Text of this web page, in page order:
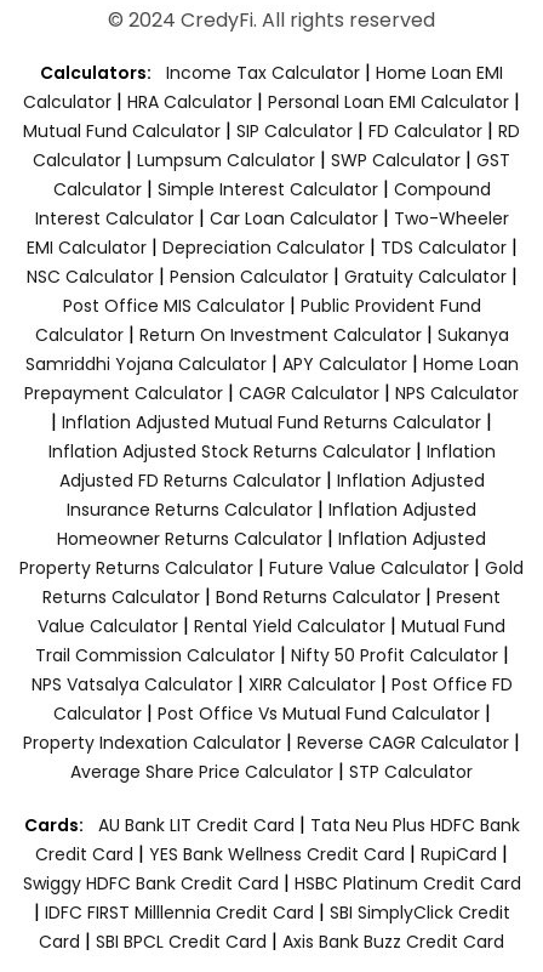
© 2024 CredyFi. All rights reserved
Calculators: Income Tax Calculator | Home Loan EMI
Calculator | HRA Calculator | Personal Loan EMI Calculator |
Mutual Fund Calculator | SIP Calculator | FD Calculator | RD
Calculator | Lumpsum Calculator | SWP Calculator | GST
Calculator| Simple Interest Calculator| Compound
Interest Calculator| Car Loan Calculator| Two-Wheeler
EMI Calculator| Depreciation Calculator| TDS Calculator|
NSC Calculator| Pension Calculator| Gratuity Calculator|
Post Office MIS Calculator| Public Provident Fund
Calculator| Return On Investment Calculator| Sukanya
Samriddhi Yojana Calculator| APY Calculator| Home Loan
Prepayment Calculator | CAGR Calculator | NPS Calculator
| Inflation Adjusted Mutual Fund Returns Calculator |
Inflation Adjusted Stock Returns Calculator| Inflation
Adjusted FD Returns Calculator| Inflation Adjusted
Insurance Returns Calculator | Inflation Adjusted
Homeowner Returns Calculator | Inflation Adjusted
Property Returns Calculator | Future Value Calculator | Gold
Returns Calculator | Bond Returns Calculator | Present
Value Calculator | Rental Yield Calculator | Mutual Fund
Trail Commission Calculator| Nifty 50 Profit Calculator|
NPS Vatsalya Calculator| XIRR Calculator| Post Office FD
Calculator| Post Office Vs Mutual Fund Calculator|
Property Indexation Calculator | Reverse CAGR Calculator |
Average Share Price Calculator | STP Calculator
Cards: AU Bank LIT Credit Card | Tata Neu Plus HDFC Bank
Credit Card | YES Bank Wellness Credit Card | RupiCard |
Swiggy HDFC Bank Credit Card | HSBC Platinum Credit Card
| IDFC FIRST Milllennia Credit Card | SBI SimplyClick Credit
Card | SBI BPCL Credit Card | Axis Bank Buzz Credit Card